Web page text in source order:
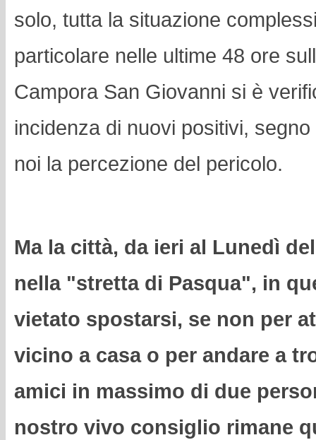
solo, tutta la situazione
particolare nelle ultime 48 ore
Campora San Giovanni si è
incidenza di nuovi positivi,
noi la percezione del pericolo.
Ma la città, da ieri al Lunedì
nella "stretta di Pasqua", in
vietato spostarsi, se non per
vicino a casa o per andare a
amici in massimo di due
nostro vivo consiglio rimane